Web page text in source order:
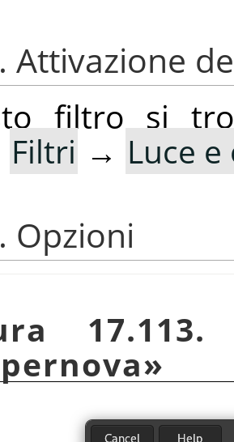
Attivazione
filtro si
Filtri → Luce
Opzioni
»